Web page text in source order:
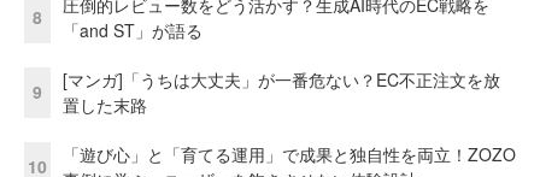
8
「and ST」が語る
9
[マンガ]「うちは大丈夫」が一番危ない？EC不正注文を放
置した末路
10
「遊び心」と「育てる運用」で成果と独自性を両立！ZOZO